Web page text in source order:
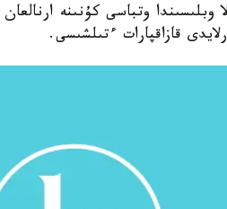
وبلىسىندا وتباسى كۇنىنە
قازاقپارات ءتىلشىسى.